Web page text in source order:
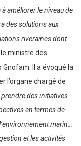
améliorer le niveau de
des solutions aux
riveraines dont
ministre des
Il a évoqué la
l’organe chargé de
des initiatives
en termes de
marin…
et les activités